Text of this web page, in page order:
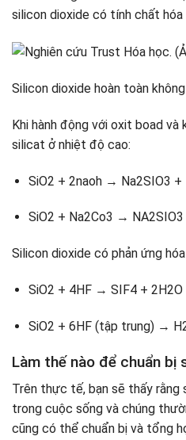
silicon dioxide có tính chất hóa
Silicon dioxide hoàn toàn
Khi hành động với oxit boad và
silicat ở nhiệt độ cao:
SiO2 + 2naoh → Na2SIO3 +
SiO2 + Na2Co3 → NA2SIO3
Silicon dioxide có phản ứng
SiO2 + 4HF → SIF4 + 2H2O
SiO2 + 6HF (tập trung) →
Làm thế nào để chuẩn bị
Trên thực tế, bạn sẽ thấy rằng
trong cuộc sống và chúng
cũng có thể chuẩn bị và tổng